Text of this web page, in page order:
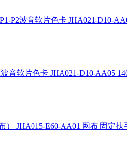
P2波音软片色卡 JHA021-D10-
音软片色卡 JHA021-D10-AA05
） JHA015-E60-AA01 网布 固定